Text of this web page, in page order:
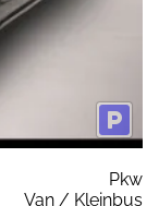
Pkw
Van / Kleinbus